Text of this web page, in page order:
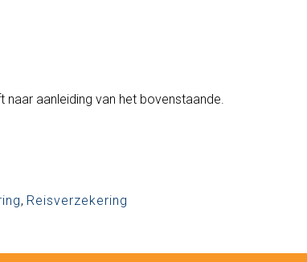
naar aanleiding van het bovenstaande.
, Reisverzekering